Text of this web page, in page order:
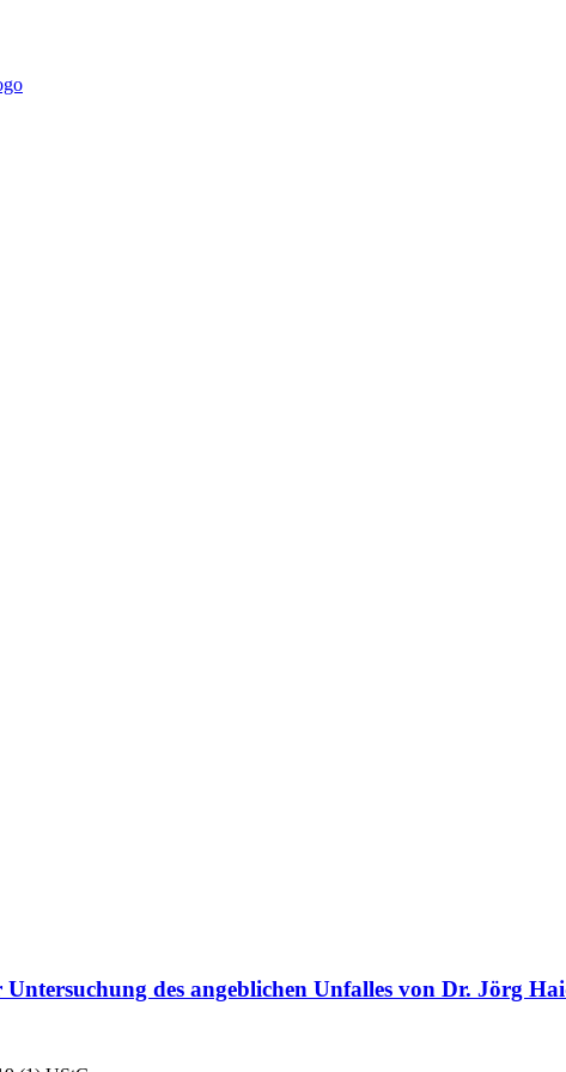
des angeblichen Unfalles von Dr. Jörg